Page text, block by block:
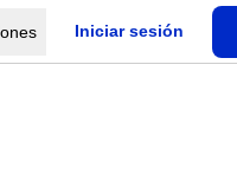
Iniciar sesión